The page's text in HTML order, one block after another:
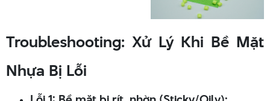
Troubleshooting: Xử Lý Khi Bề Mặt
Nhựa Bị Lỗi